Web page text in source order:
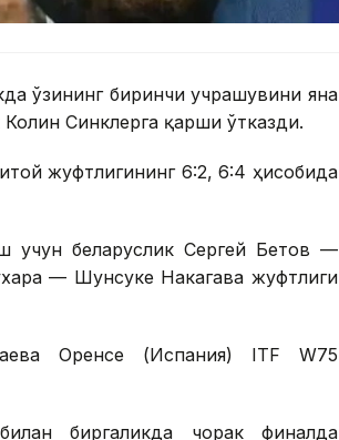
ўзининг биринчи учрашувини яна
Синклерга қарши ўтказди.
жуфтлигининг 6:2, 6:4 ҳисобида
беларуслик Сергей Бетов —
— Шунсуке Накагава жуфтлиги
Оренсе (Испания) ITF W75
биргаликда чорак финалда